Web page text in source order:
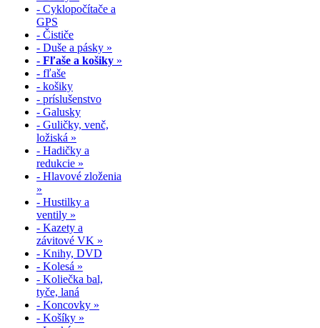
- Cyklopočítače a
GPS
- Čističe
- Duše a pásky »
- Fľaše a košiky »
- fľaše
- košiky
- príslušenstvo
- Galusky
- Guličky, venč,
ložiská »
- Hadičky a
redukcie »
- Hlavové zloženia
»
- Hustilky a
ventily »
- Kazety a
závitové VK »
- Knihy, DVD
- Kolesá »
- Koliečka bal,
tyče, laná
- Koncovky »
- Košíky »